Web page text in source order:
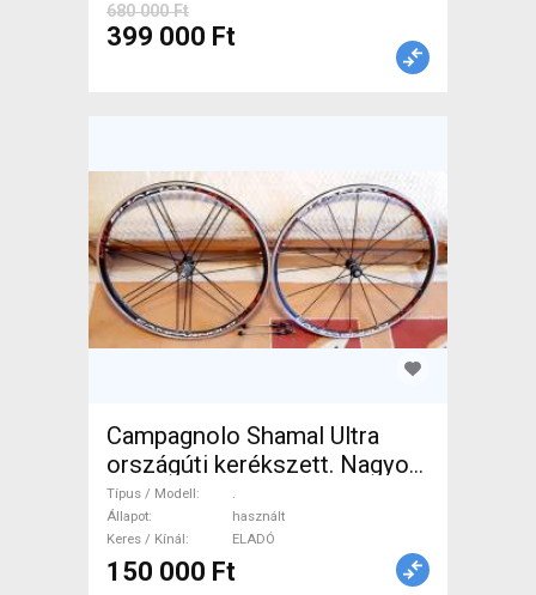
680 000 Ft
399 000 Ft
Campagnolo Shamal Ultra
országúti kerékszett. Nagyon
szép, újszerű állapotú! .
Országúti / Gravel / Triatlon
Alkatrész, Országúti Kerék /
Felni / Gumi használt ELADÓ
Típus / Modell
.
Állapot
használt
Keres / Kínál
ELADÓ
150 000 Ft